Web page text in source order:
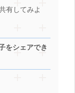
有してみよ
をシェアでき